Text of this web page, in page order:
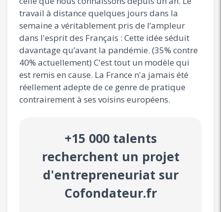
travail à distance quelques jours dans la
semaine a véritablement pris de l’ampleur
dans l'esprit des Français : Cette idée séduit
davantage qu’avant la pandémie. (35% contre
40% actuellement) C'est tout un modèle qui
est remis en cause. La France n'a jamais été
réellement adepte de ce genre de pratique
contrairement à ses voisins européens.
+15 000 talents
recherchent un projet
d'entrepreneuriat sur
Cofondateur.fr